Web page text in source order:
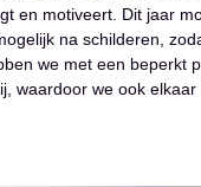
en motiveert. Dit jaar
na schilderen,
we met een beperkt
waardoor we ook